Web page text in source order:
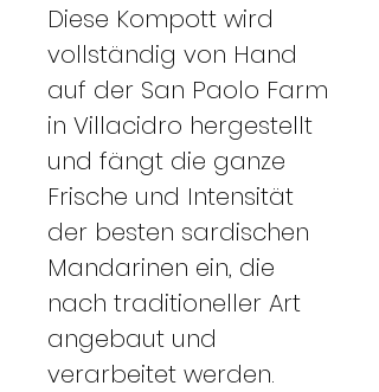
Diese Kompott wird
vollständig von Hand
auf der San Paolo Farm
in Villacidro hergestellt
und fängt die ganze
Frische und Intensität
der besten sardischen
Mandarinen ein, die
nach traditioneller Art
angebaut und
verarbeitet werden.